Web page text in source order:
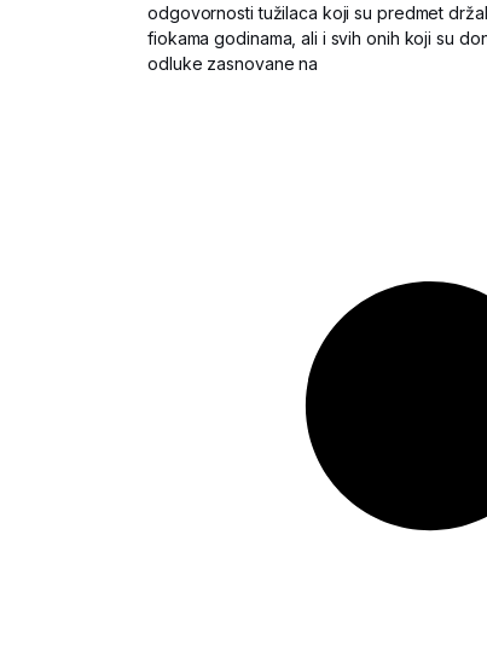
odgovornosti tužilaca koji su predmet
fiokama godinama, ali i svih onih koji su
odluke zasnovane na